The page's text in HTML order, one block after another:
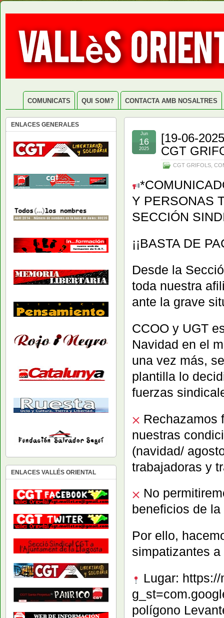
COMUNICATS QUI SOM? CONTACTA AMB NOSALTRES
[19-06-
CGT
CGT GRIFOLS
Jun
16
2025
Y PERSONAS
SECCIÓN
¡¡BASTA DE
Desde la
toda nuestra
ante la grave
CCOO y UGT
Navidad en el
una vez más,
plantilla lo
fuerzas
Rechazamos
nuestras
(navidad/
trabajadoras y
No
beneficios de
Por ello,
simpatizantes
Lugar:
polígono
ENLACES GENERALES
ENLACES VALLÉS ORIENTAL